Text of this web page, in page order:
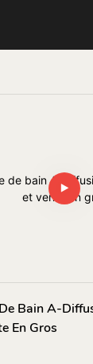
Bain A-
En Gros